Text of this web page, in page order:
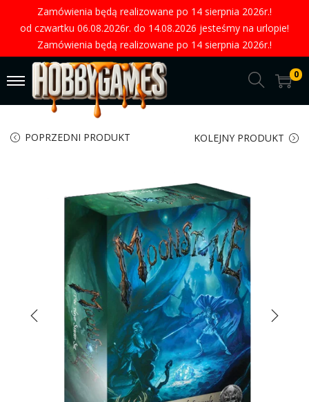
Zamówienia będą realizowane po 14 sierpnia 2026r.!
od czwartku 06.08.2026r. do 14.08.2026 jesteśmy na urlopie!
Zamówienia będą realizowane po 14 sierpnia 2026r.!
0
POPRZEDNI PRODUKT KOLEJNY PRODUKT